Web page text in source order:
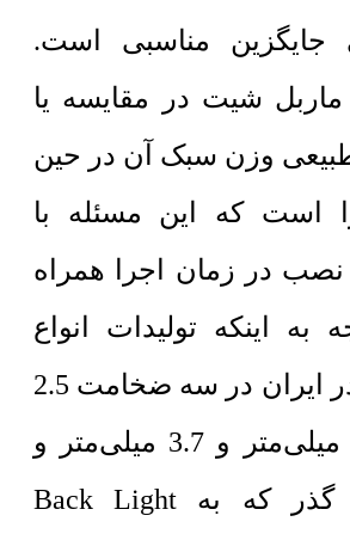
مناسبی است.
شیت در مقایسه یا
وزن سبک آن در حین
است که این مسئله با
در زمان اجرا همراه
به اینکه تولیدات انواع
ماربل شیت در ایران در سه ضخامت 2.5
میلی‌متر و 3 میلی‌متر و 3.7 میلی‌متر و
همچنین نور گذر که به Back Light